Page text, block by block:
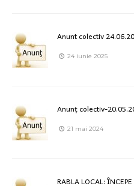
Anunt colectiv
24 iunie 2025
Anunț colectiv-
21 mai 2024
RABLA LOCAL: